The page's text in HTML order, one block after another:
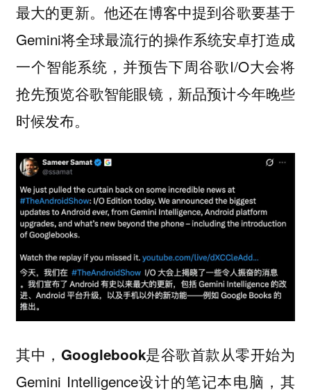
最大的更新。他还在博客中提到谷歌要基于
Gemini将全球最流行的操作系统安卓打造成
一个智能系统，并预告下周谷歌I/O大会将
抢先预览谷歌智能眼镜，新品预计今年晚些
时候发布。
其中， Googlebook是谷歌首款从零开始为
Gemini Intelligence设计的笔记本电脑，其